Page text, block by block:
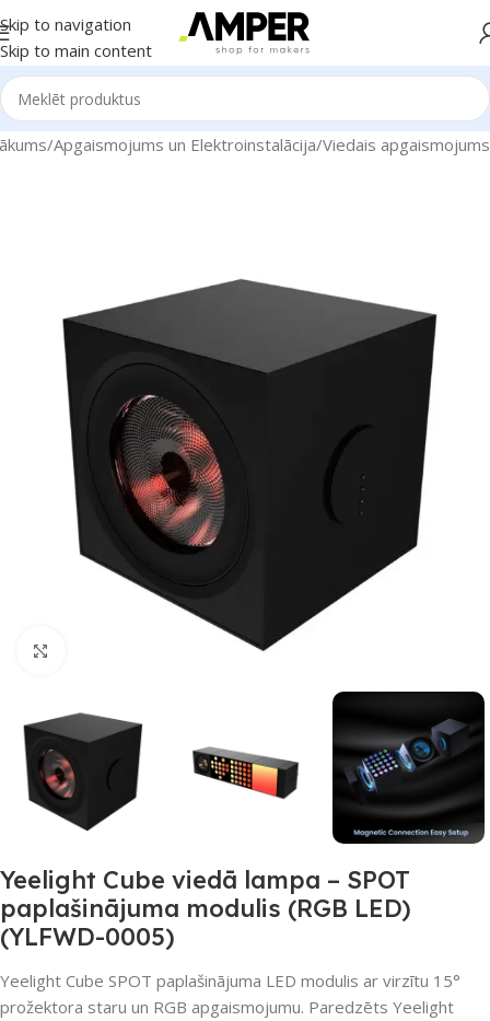
Skip to navigation
Skip to main content
/Apgaismojums un Elektroinstalācija/Viedais apgaismojums
Noklikšķiniet, lai palielinātu
Yeelight Cube viedā lampa – SPOT
paplašinājuma modulis (RGB LED)
(YLFWD-0005)
Yeelight Cube SPOT paplašinājuma LED modulis ar virzītu 15°
prožektora staru un RGB apgaismojumu. Paredzēts Yeelight